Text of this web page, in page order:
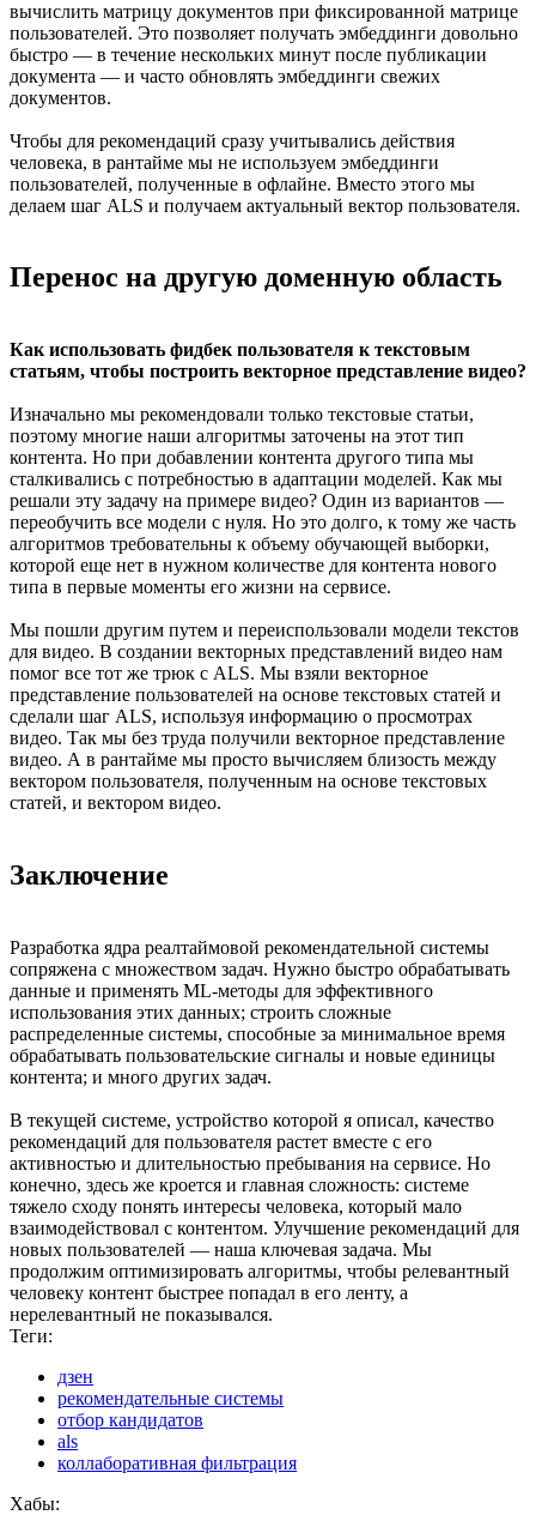
вычислить матрицу документов при фиксированной матрице
пользователей. Это позволяет получать эмбеддинги довольно
быстро — в течение нескольких минут после публикации
документа — и часто обновлять эмбеддинги свежих
документов.
Чтобы для рекомендаций сразу учитывались действия
человека, в рантайме мы не используем эмбеддинги
пользователей, полученные в офлайне. Вместо этого мы
делаем шаг ALS и получаем актуальный вектор пользователя.
Перенос на другую доменную область
Как использовать фидбек пользователя к текстовым
статьям, чтобы построить векторное представление видео?
Изначально мы рекомендовали только текстовые статьи,
поэтому многие наши алгоритмы заточены на этот тип
контента. Но при добавлении контента другого типа мы
сталкивались с потребностью в адаптации моделей. Как мы
решали эту задачу на примере видео? Один из вариантов —
переобучить все модели с нуля. Но это долго, к тому же часть
алгоритмов требовательны к объему обучающей выборки,
которой еще нет в нужном количестве для контента нового
типа в первые моменты его жизни на сервисе.
Мы пошли другим путем и переиспользовали модели текстов
для видео. В создании векторных представлений видео нам
помог все тот же трюк с ALS. Мы взяли векторное
представление пользователей на основе текстовых статей и
сделали шаг ALS, используя информацию о просмотрах
видео. Так мы без труда получили векторное представление
видео. А в рантайме мы просто вычисляем близость между
вектором пользователя, полученным на основе текстовых
статей, и вектором видео.
Заключение
Разработка ядра реалтаймовой рекомендательной системы
сопряжена с множеством задач. Нужно быстро обрабатывать
данные и применять ML-методы для эффективного
использования этих данных; строить сложные
распределенные системы, способные за минимальное время
обрабатывать пользовательские сигналы и новые единицы
контента; и много других задач.
В текущей системе, устройство которой я описал, качество
рекомендаций для пользователя растет вместе с его
активностью и длительностью пребывания на сервисе. Но
конечно, здесь же кроется и главная сложность: системе
тяжело сходу понять интересы человека, который мало
взаимодействовал с контентом. Улучшение рекомендаций для
новых пользователей — наша ключевая задача. Мы
продолжим оптимизировать алгоритмы, чтобы релевантный
человеку контент быстрее попадал в его ленту, а
нерелевантный не показывался.
Теги:
дзен
рекомендательные системы
отбор кандидатов
als
коллаборативная фильтрация
Хабы: